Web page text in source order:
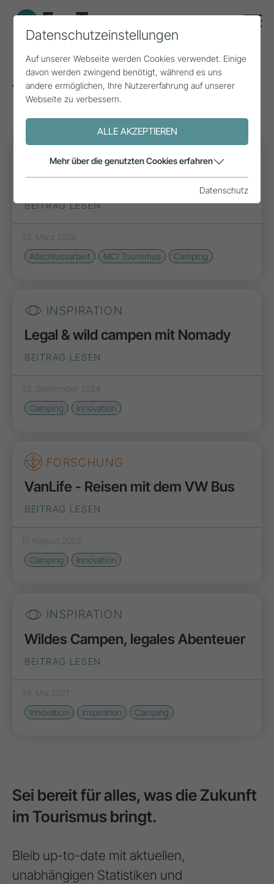
Tags zum Thema: Camping(10)
FORSCHUNG
Die Chancen von Glamping
BEITRAG LESEN
03. März 2026
Abschlussarbeit
MCI Tourismus Camping
INSPIRATION
Legal & wild campen mit Nomady
BEITRAG LESEN
03. September 2024
Camping
Innovation
FORSCHUNG
VanLife - Reisen mit dem VW Bus
BEITRAG LESEN
17. August 2022
Camping
Innovation
INSPIRATION
Wildes Campen, legales Abenteuer
BEITRAG LESEN
04. Mai 2021
Innovation
Inspiration Camping
Sei bereit für alles, was die Zukunft
im Tourismus bringt.
Bleib up-to-date mit aktuellen,
unabhängigen Statistiken und
Datenschutzeinstellungen
Auf unserer Webseite werden Cookies verwendet. Einige
davon werden zwingend benötigt, während es uns
andere ermöglichen, Ihre Nutzererfahrung auf unserer
Webseite zu verbessern.
ALLE AKZEPTIEREN
Mehr über die genutzten Cookies erfahren
Datenschutz